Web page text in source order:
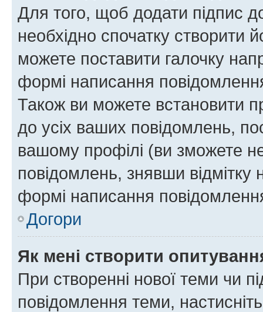
Для того, щоб додати підпис
необхідно спочатку створити
можете поставити галочку
формі написання
Також ви можете встановити
до усіх ваших повідомлень,
вашому профілі (ви зможете
повідомлень, знявши відмітку
формі написання
Догори
Як мені створити
При створенні нової теми чи
повідомлення теми,